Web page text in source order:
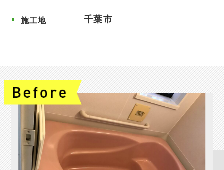
施工地 千葉市